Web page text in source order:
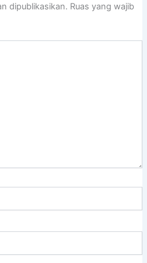
dipublikasikan. Ruas yang wajib